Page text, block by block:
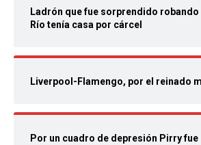
Ladrón que fue sorprendido robando
Río tenía casa por cárcel
Liverpool-Flamengo, por el reinado
Por un cuadro de depresión Pirry